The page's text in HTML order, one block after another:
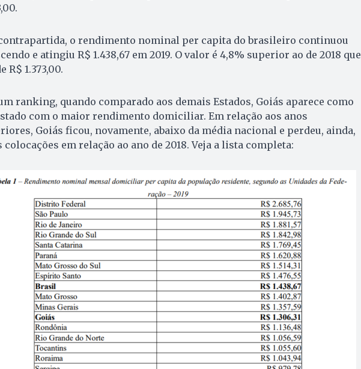
o rendimento nominal per capita do brasileiro continuou
e atingiu R$ 1.438,67 em 2019. O valor é 4,8% superior ao de 2018 que
R$ 1.373,00.
ranking, quando comparado aos demais Estados, Goiás aparece como
com o maior rendimento domiciliar. Em relação aos anos
Goiás ficou, novamente, abaixo da média nacional e perdeu, ainda,
colocações em relação ao ano de 2018. Veja a lista completa: